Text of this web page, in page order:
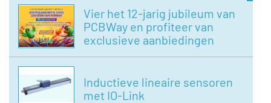
Vier het 12-jarig jubileum van
PCBWay en profiteer van
exclusieve aanbiedingen
Inductieve lineaire sensoren
met IO-Link